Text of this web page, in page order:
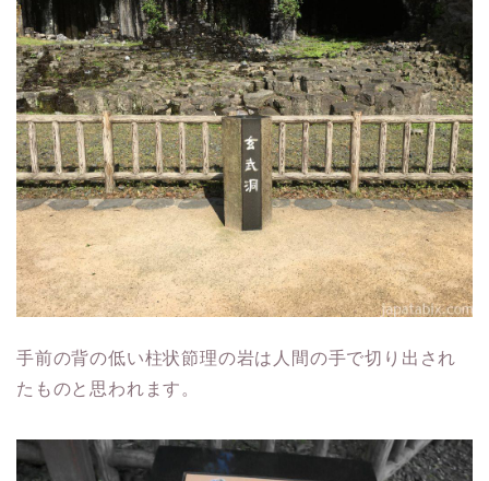
手前の背の低い柱状節理の岩は人間の手で切り出され
たものと思われます。